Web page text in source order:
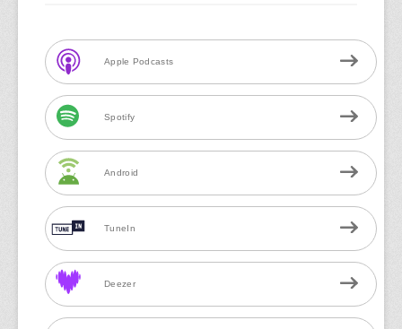
Apple Podcasts
Spotify
Android
TuneIn
Deezer